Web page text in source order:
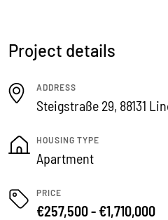
Project details
ADDRESS
Steigstraße 29, 88131
HOUSING TYPE
Apartment
PRICE
€257,500 - €1,710,000